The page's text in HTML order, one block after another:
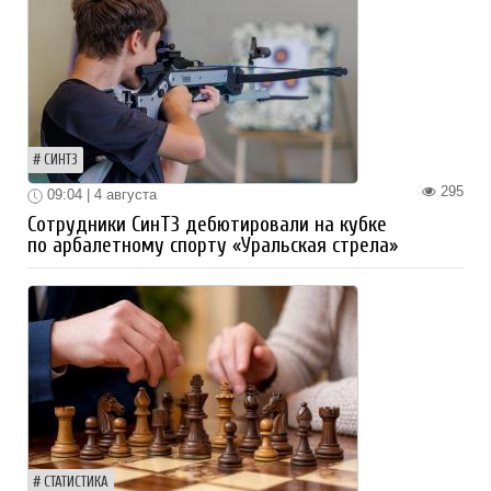
СИНТЗ
295
09:04 | 4 августа
Сотрудники СинТЗ дебютировали на кубке
по арбалетному спорту «Уральская стрела»
СТАТИСТИКА